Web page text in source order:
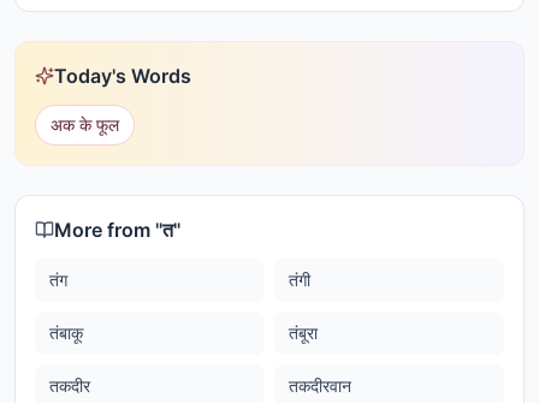
Today's Words
अक के फूल
More from "त"
तंग तंगी
तंबाकू तंबूरा
तकदीर तकदीरवान